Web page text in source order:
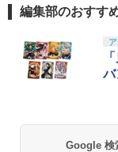
編集部のおすす
バ
Google 検